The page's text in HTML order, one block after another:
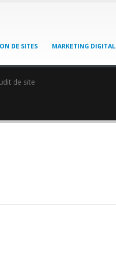
DE SITES MARKETING DIGITAL
de site